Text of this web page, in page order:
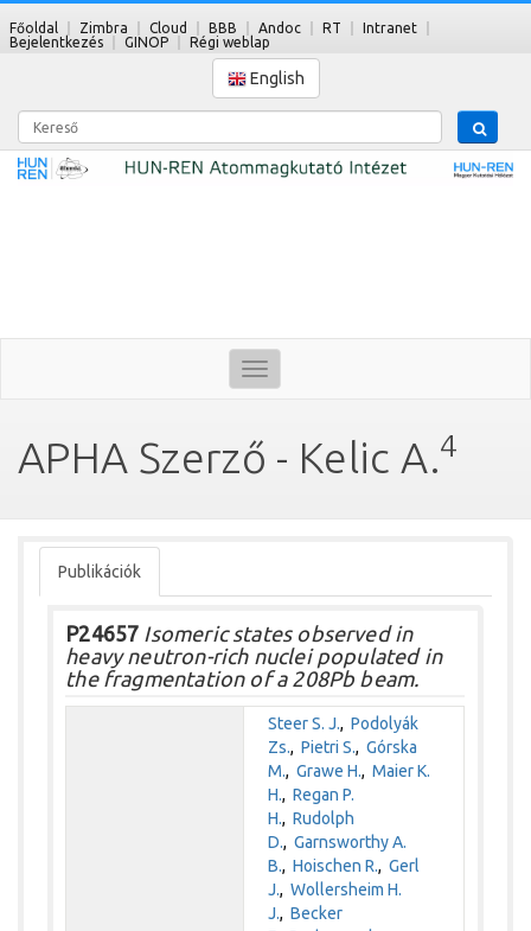
Főoldal Zimbra Cloud BBB Andoc RT
Intranet
Bejelentkezés
GINOP Régi weblap
English
Kereső
Toggle
navigation
APHA Szerző - Kelic A.4
Publikációk
P24657 Isomeric states observed in
heavy neutron-rich nuclei populated in
the fragmentation of a 208Pb beam.
Steer S. J.,Podolyák
Zs.,Pietri S.,Górska
M.,Grawe H.,Maier K.
H.,Regan P.
H.,Rudolph
D.,Garnsworthy A.
B.,Hoischen R.,Gerl
J.,Wollersheim H.
J.,Becker